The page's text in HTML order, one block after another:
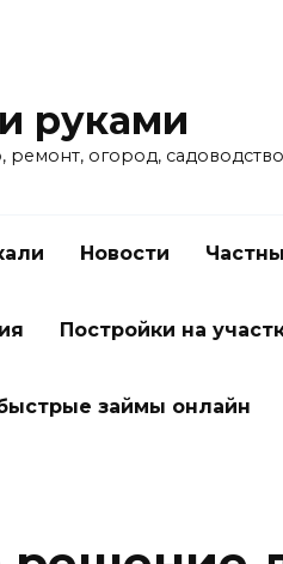
руками
ремонт, огород, садоводство
Новости
Постройки на
займы онлайн